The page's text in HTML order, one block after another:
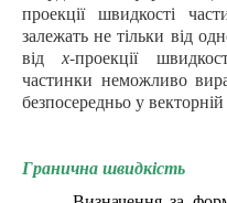
проекції швидкості
залежать не тільки від
відх-проекції
частинки неможливо
безпосередньо у
Гранична швидкість